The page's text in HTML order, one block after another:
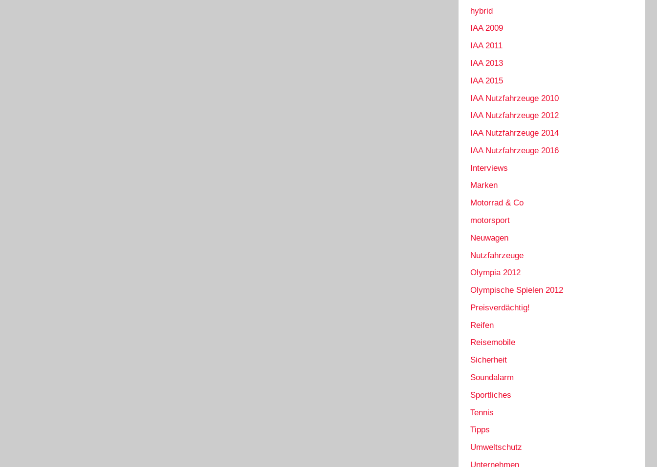
hybrid
IAA 2009
IAA 2011
IAA 2013
IAA 2015
IAA Nutzfahrzeuge 2010
IAA Nutzfahrzeuge 2012
IAA Nutzfahrzeuge 2014
IAA Nutzfahrzeuge 2016
Interviews
Marken
Motorrad & Co
motorsport
Neuwagen
Nutzfahrzeuge
Olympia 2012
Olympische Spielen 2012
Preisverdächtig!
Reifen
Reisemobile
Sicherheit
Soundalarm
Sportliches
Tennis
Tipps
Umweltschutz
Unternehmen